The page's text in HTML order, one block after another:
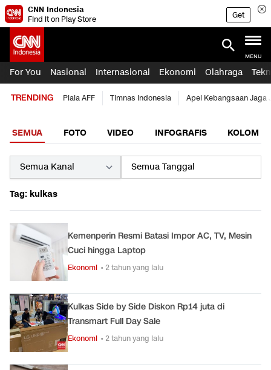
CNN Indonesia
Find it on Play Store
Get
MENU
For You Nasional Internasional Ekonomi Olahraga
TRENDING Piala AFF Timnas Indonesia Apel Kebangsaan Jaga
SEMUA FOTO VIDEO INFOGRAFIS KOLOM
Tag: kulkas
Kemenperin Resmi Batasi Impor AC, TV, Mesin
Cuci hingga Laptop
Ekonomi • 2 tahun yang lalu
Kulkas Side by Side Diskon Rp14 juta di
Transmart Full Day Sale
Ekonomi • 2 tahun yang lalu